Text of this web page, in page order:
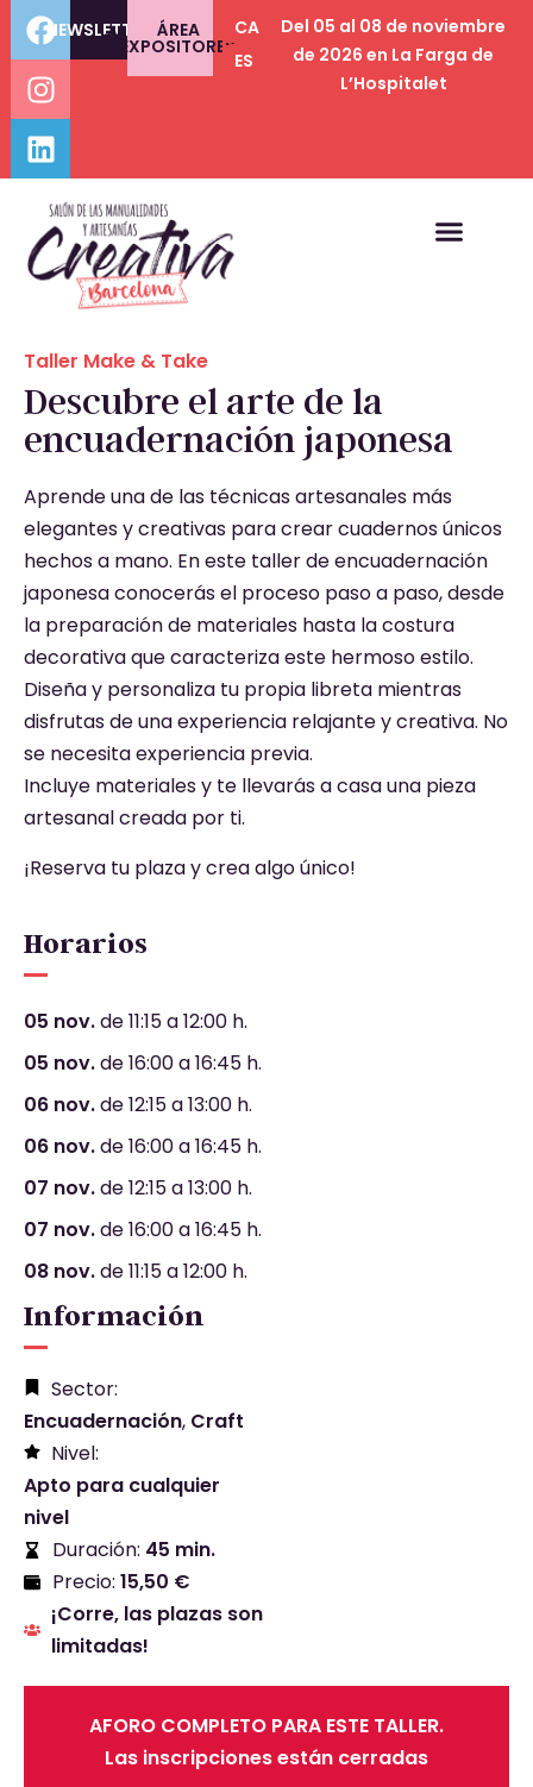
Del 05 al 08 de noviembre
de 2026 en La Farga de
L’Hospitalet
NEWSLETTER ÁREA
EXPOSITORES
CA
ES
Taller Make & Take
Descubre el arte de la
encuadernación japonesa
Aprende una de las técnicas artesanales más
elegantes y creativas para crear cuadernos únicos
hechos a mano. En este taller de encuadernación
japonesa conocerás el proceso paso a paso, desde
la preparación de materiales hasta la costura
decorativa que caracteriza este hermoso estilo.
Diseña y personaliza tu propia libreta mientras
disfrutas de una experiencia relajante y creativa. No
se necesita experiencia previa.
Incluye materiales y te llevarás a casa una pieza
artesanal creada por ti.
¡Reserva tu plaza y crea algo único!
Horarios
05 nov.de 11:15 a 12:00 h.
05 nov.de 16:00 a 16:45 h.
06 nov.de 12:15 a 13:00 h.
06 nov.de 16:00 a 16:45 h.
07 nov.de 12:15 a 13:00 h.
07 nov.de 16:00 a 16:45 h.
08 nov.de 11:15 a 12:00 h.
Información
Sector:
Encuadernación, Craft
Nivel:
Apto para cualquier
nivel
Duración: 45 min.
Precio: 15,50 €
¡Corre, las plazas son
limitadas!
AFORO COMPLETO PARA ESTE TALLER.
Las inscripciones están cerradas